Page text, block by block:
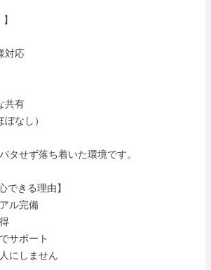
対応
共有
なし）
タせず落ち着いた環境です。
できる理由】
ル完備
サポート
にしません